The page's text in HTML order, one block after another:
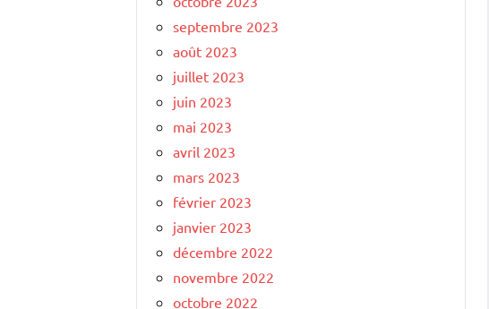
septembre 2023
août 2023
juillet 2023
juin 2023
mai 2023
avril 2023
mars 2023
février 2023
janvier 2023
décembre 2022
novembre 2022
octobre 2022